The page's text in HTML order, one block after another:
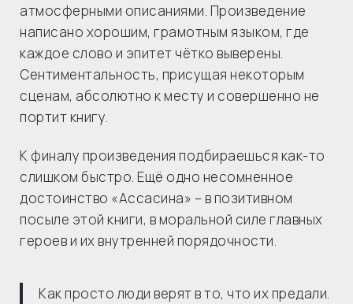
атмосферными описаниями. Произведение
написано хорошим, грамотным языком, где
каждое слово и эпитет чётко выверены.
Сентиментальность, присущая некоторым
сценам, абсолютно к месту и совершенно не
портит книгу.
К финалу произведения подбираешься как-то
слишком быстро. Ещё одно несомненное
достоинство «Ассасина» – в позитивном
посыле этой книги, в моральной силе главных
героев и их внутренней порядочности.
Как просто люди верят в то, что их предали.